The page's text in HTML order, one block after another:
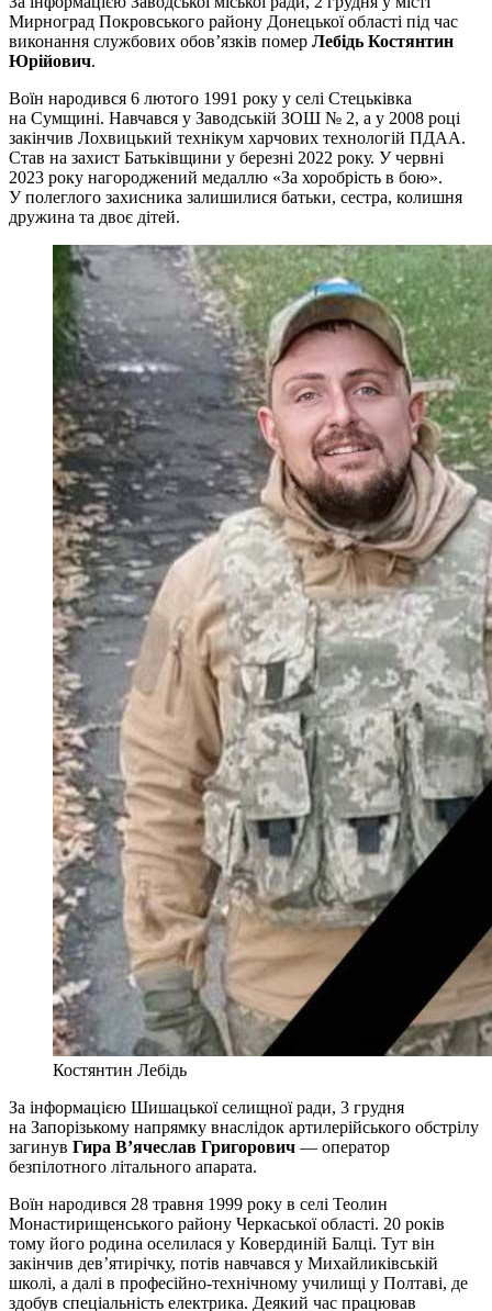
Мирноград Покровського району Донецької області під час
виконання службових обов’язків помер Лебідь Костянтин
Юрійович.
Воїн народився 6 лютого 1991 року у селі Стецьківка
на Сумщині. Навчався у Заводській ЗОШ № 2, а у 2008 році
закінчив Лохвицький технікум харчових технологій ПДАА.
Став на захист Батьківщини у березні 2022 року. У червні
2023 року нагороджений медаллю «За хоробрість в бою».
У полеглого захисника залишилися батьки, сестра, колишня
дружина та двоє дітей.
Костянтин Лебідь
За інформацією Шишацької селищної ради, 3 грудня
на Запорізькому напрямку внаслідок артилерійського обстрілу
загинув Гира В’ячеслав Григорович — оператор
безпілотного літального апарата.
Воїн народився 28 травня 1999 року в селі Теолин
Монастирищенського району Черкаської області. 20 років
тому його родина оселилася у Ковердиній Балці. Тут він
закінчив дев’ятирічку, потів навчався у Михайликівській
школі, а далі в професійно-технічному училищі у Полтаві, де
здобув спеціальність електрика. Деякий час працював